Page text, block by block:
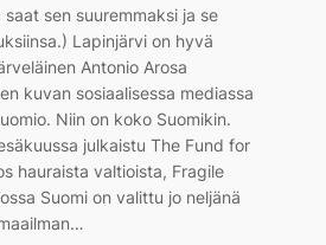
sen suuremmaksi ja se
Lapinjärvi on hyvä
Antonio Arosa
kuvan sosiaalisessa mediassa
Niin on koko Suomikin.
julkaistu The Fund for
hauraista valtioista, Fragile
Suomi on valittu jo neljänä